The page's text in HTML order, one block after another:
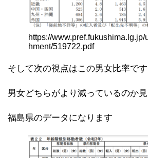
https://
hment/519722.pdf
そして次の視点はこの男女比率です
男女どちらがより減っているのか見
福島県のデータになります